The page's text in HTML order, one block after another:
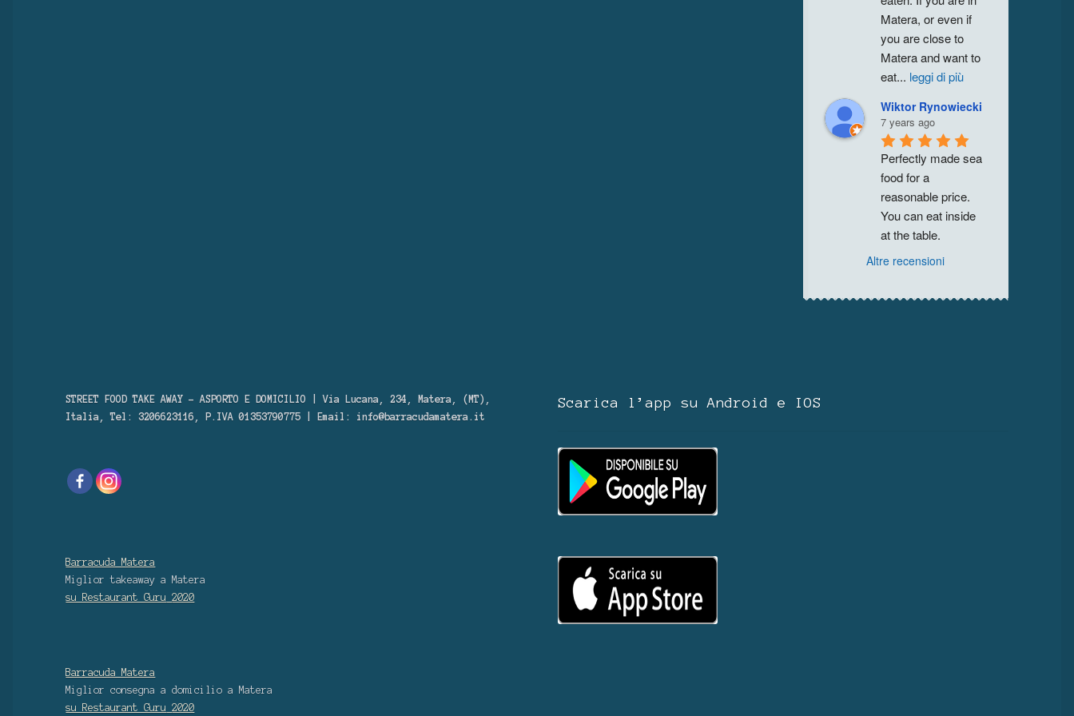
Matera, or even if
you are close to
Matera and want to
eat... leggi di più
Wiktor Rynowiecki
7 years ago
Perfectly made sea
food for a
reasonable price.
You can eat inside
at the table.
Altre recensioni
STREET FOOD TAKE AWAY – ASPORTO E DOMICILIO | Via Lucana, 234, Matera, (MT),
Italia, Tel: 3206623116, P.IVA 01353790775 | Email: info@barracudamatera.it
Barracuda Matera
Miglior takeaway a Matera
su Restaurant Guru
2020
Barracuda Matera
Miglior consegna a domicilio a Matera
su Restaurant Guru
2020
Scarica l’app su Android e IOS